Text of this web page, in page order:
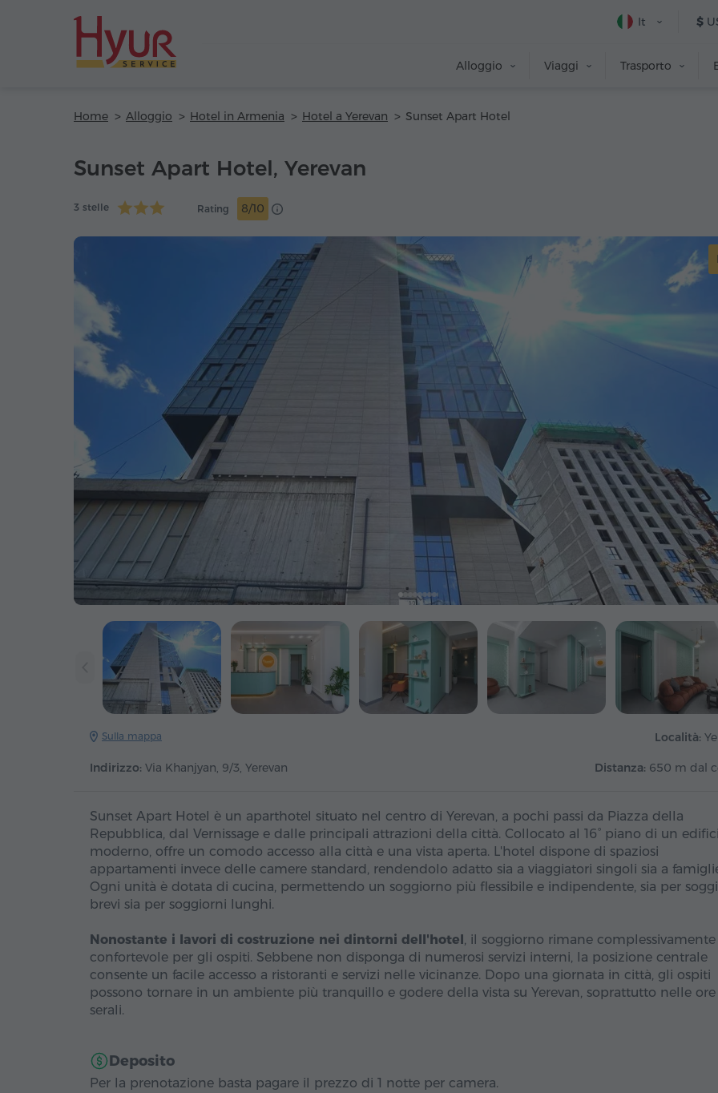
$
It
Alloggio Viaggi Trasporto
Home Alloggio Hotel in Armenia Hotel a Yerevan Sunset Apart Hotel
Sunset Apart Hotel, Yerevan
3 stelle Rating 8/10
Sulla mappa Località:
Indirizzo: Via Khanjyan, 9/3, Yerevan Distanza: 650 m dal
Sunset Apart Hotel è un aparthotel situato nel centro di Yerevan, a pochi passi da Piazza della
Repubblica, dal Vernissage e dalle principali attrazioni della città. Collocato al 16° piano di un
moderno, offre un comodo accesso alla città e una vista aperta. L'hotel dispone di spaziosi
appartamenti invece delle camere standard, rendendolo adatto sia a viaggiatori singoli sia a
Ogni unità è dotata di cucina, permettendo un soggiorno più flessibile e indipendente, sia per
brevi sia per soggiorni lunghi.
Nonostante i lavori di costruzione nei dintorni dell'hotel, il soggiorno rimane complessivamente
confortevole per gli ospiti. Sebbene non disponga di numerosi servizi interni, la posizione centrale
consente un facile accesso a ristoranti e servizi nelle vicinanze. Dopo una giornata in città, gli ospiti
possono tornare in un ambiente più tranquillo e godere della vista su Yerevan, soprattutto nelle ore
serali.
Deposito
Per la prenotazione basta pagare il prezzo di 1 notte per camera.